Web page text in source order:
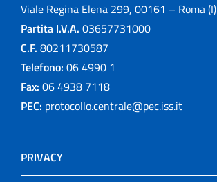
Viale Regina Elena 299, 00161 – Roma (I)
Partita I.V.A. 03657731000
C.F. 80211730587
Telefono: 06 4990 1
Fax: 06 4938 7118
PEC: protocollo.centrale@pec.iss.it
PRIVACY